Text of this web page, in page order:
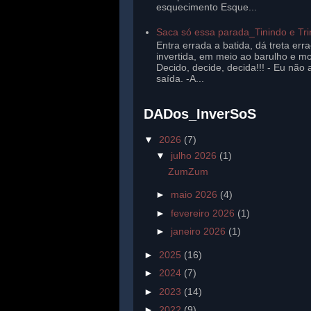
esquecimento Esque...
Saca só essa parada_Tinindo e
Entra errada a batida, dá treta
invertida, em meio ao barulho e
Decido, decide, decida!!! - Eu não
saída. -A...
DADos_InverSoS
▼ 2026 (7)
▼ julho 2026 (1)
ZumZum
► maio 2026 (4)
► fevereiro 2026 (1)
► janeiro 2026 (1)
► 2025 (16)
► 2024 (7)
► 2023 (14)